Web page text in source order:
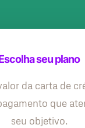
seu plano
da carta de
que
seu objetivo.